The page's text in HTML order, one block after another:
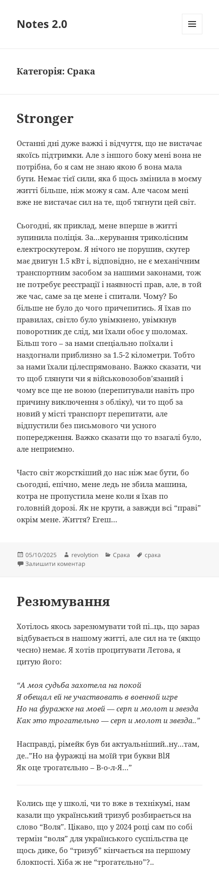
Notes 2.0
Категорія: Срака
Stronger
Останні дні дуже важкі і відчуття, що не вистачає
якоїсь підтримки. Але з іншого боку мені вона не
потрібна, бо я сам не знаю якою б вона мала
бути. Немає тієї сили, яка б щось змінила в моєму
житті більше, ніж можу я сам. Але часом мені
вже не вистачає сил на те, щоб тягнути цей світ.
Сьогодні, як приклад, мене вперше в житті
зупинила поліція. За…керування триколісним
електроскутером. Я нічого не порушив, скутер
має двигун 1.5 кВт і, відповідно, не є механічним
транспортним засобом за нашими законами, тож
не потребує реєстрації і наявності прав, але, в той
же час, саме за це мене і спитали. Чому? Бо
більше не було до чого причепитись. Я їхав по
правилах, світло було увімкнено, увімкнув
поворотник де слід, ми їхали обоє у шоломах.
Більш того – за нами спеціально поїхали і
наздогнали приблизно за 1.5-2 кілометри. Тобто
за нами їхали цілеспрямовано. Важко сказати, чи
то щоб глянути чи я військовозобов’язаний і
чому все ще не воюю (перепитували навіть про
причину виключення з обліку), чи то щоб за
новий у місті транспорт перепитати, але
відпустили без письмового чи усного
попередження. Важко сказати що то взагалі було,
але неприємно.
Часто світ жорсткіший до нас ніж має бути, бо
сьогодні, епічно, мене ледь не збила машина,
котра не пропустила мене коли я їхав по
головній дорозі. Як не крути, а завжди всі “праві”
окрім мене. Життя? Егеш…
Опубліковано
05/10/2025 Автор
revolytion Категорії
Срака Позначки
срака
Залишити коментардо Stronger
Резюмування
Хотілось якось зарезюмувати той пі..ць, що зараз
відбувається в нашому житті, але сил на те (якщо
чесно) немає. Я хотів процитувати Лєтова, я
цитую його:
“А моя судьба захотела на покой
Я обещал ей не участвовать в военной игре
Но на фуражке на моей — серп и молот и звезда
Как это трогательно — серп и молот и звезда..”
Насправді, рімейк був би актуальніший..ну…там,
де..”Но на фуражці на моїй три букви ВlЯ
Як оце трогатєльно – В-о-л-Я…”
Колись ще у школі, чи то вже в технікумі, нам
казали що український тризуб розбирається на
слово “Воля”. Цікаво, що у 2024 році сам по собі
термін “воля” для українського суспільства це
щось дике, бо “тризуб” кінчається на першому
блокпості. Хіба ж не “трогатєльно”?..